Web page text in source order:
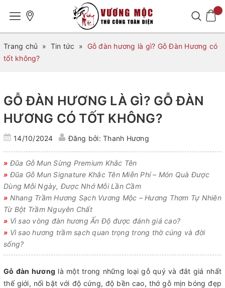
Trang chủ » Tin tức »
Gỗ đàn hương là gì? Gỗ Đàn Hương có
tốt không?
GỖ ĐÀN HƯƠNG LÀ GÌ? GỖ ĐÀN
HƯƠNG CÓ TỐT KHÔNG?
14/10/2024 Đăng bởi: Thanh Hương
» Đũa Gỗ Mun Sừng Premium Khắc Tên
» Đũa Gỗ Mun Signature Khắc Tên Miễn Phí – Món Quà Được
Dùng Mỗi Ngày, Được Nhớ Mỗi Lần Cầm
» Nhang Trầm Hương Sạch Vương Mộc – Hương Thơm Tự Nhiên
Từ Bột Trầm Nguyên Chất
» Vì sao vòng đàn hương Ấn Độ được đánh giá cao?
» Vì sao hương trầm sạch quan trọng trong thờ cúng và đời
sống?
Gỗ đàn hương là một trong những loại gỗ quý và đắt giá nhất
thế giới, nổi bật với độ cứng, độ bền cao, thớ gỗ mịn bóng đẹp